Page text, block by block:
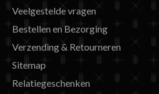
Veelgestelde vragen
Bestellen en Bezorging
Verzending & Retourneren
Sitemap
Relatiegeschenken